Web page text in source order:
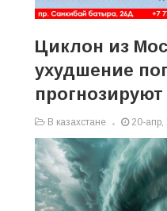
Циклон из
ухудшение
прогнозируют
В казахстане 20-апр,